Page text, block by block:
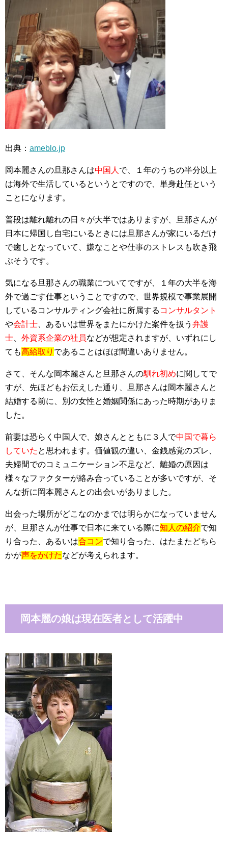
出典： ameblo.jp
岡本麗さんの旦那さんは中国人で、１年のうちの半分以上
は海外で生活しているというとですので、単身赴任という
ことになります。
普段は離れ離れの日々が大半ではありますが、旦那さんが
日本に帰国し自宅にいるときには旦那さんが家にいるだけ
で癒しとなっていて、嫌なことや仕事のストレスも吹き飛
ぶそうです。
気になる旦那さんの職業についてですが、１年の大半を海
外で過ごす仕事ということですので、世界規模で事業展開
しているコンサルティング会社に所属する コンサルタント
や会計士、あるいは世界をまたにかけた案件を扱う 弁護
士、 外資系企業の社員などが想定されますが、いずれにし
ても高給取り であることはほぼ間違いありません。
さて、そんな岡本麗さんと旦那さんの馴れ初めに関してで
すが、先ほどもお伝えした通り、旦那さんは岡本麗さんと
結婚する前に、別の女性と婚姻関係にあった時期がありま
した。
前妻は恐らく中国人で、娘さんとともに３人で中国で暮ら
していた と思われます。価値観の違い、金銭感覚のズレ、
夫婦間でのコミュニケーション不足など、離婚の原因は
様々なファクターが絡み合っていることが多いですが、そ
んな折に岡本麗さんとの出会いがありました。
出会った場所がどこなのかまでは明らかになっていません
が、旦那さんが仕事で日本に来ている際に知人の紹介で知
り合った、あるいは合コンで知り合った、はたまたどちら
かが声をかけたなどが考えられます。
岡本麗の娘は現在医者として活躍中